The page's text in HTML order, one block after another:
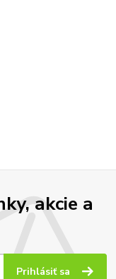
akcie a
Prihlásiť sa